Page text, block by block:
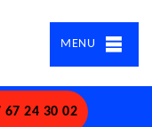
MENU
67 24 30 02